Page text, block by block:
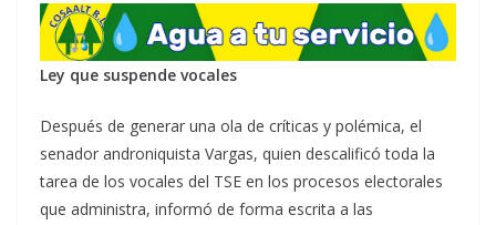
Ley que suspende vocales
Después de generar una ola de críticas y polémica, el
senador androniquista Vargas, quien descalificó toda la
tarea de los vocales del TSE en los procesos electorales
que administra, informó de forma escrita a las